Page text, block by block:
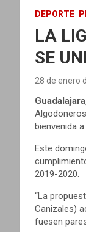
DEPORTE
LA
SE
28 de enero
bienvenida
Este
2019-2020.
“La
Canizales)
fuesen